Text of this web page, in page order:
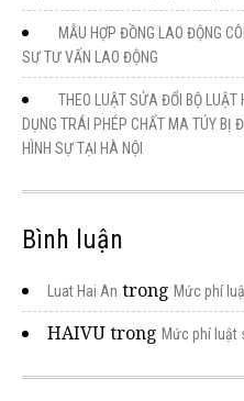
MẪU HỢP ĐỒNG LAO ĐỘNG
SƯ TƯ VẤN LAO ĐỘNG
THEO LUẬT SỬA ĐỔI BỘ
DỤNG TRÁI PHÉP CHẤT MA TÚY BỊ
HÌNH SỰ TẠI HÀ NỘI
Bình luận
Luat Hai An trong Mức phí
HAIVUtrong Mức phí luật